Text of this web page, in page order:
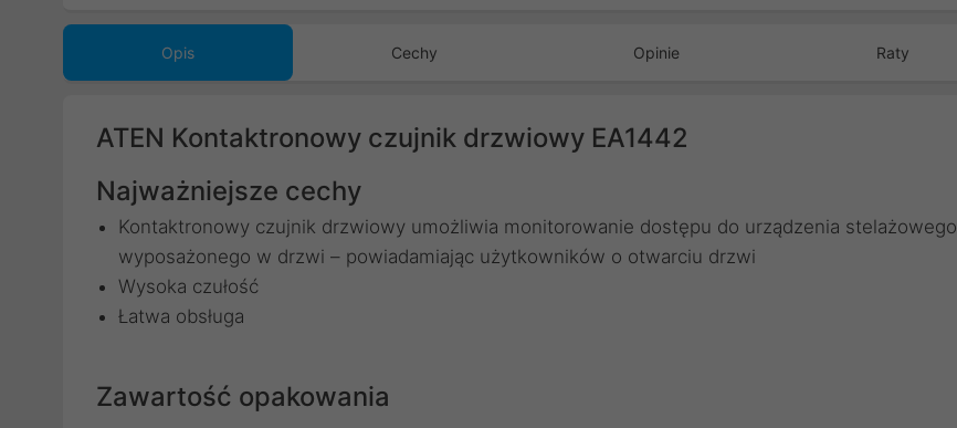
Opis Cechy Opinie Raty
ATEN Kontaktronowy czujnik drzwiowy EA1442
Najważniejsze cechy
Kontaktronowy czujnik drzwiowy umożliwia monitorowanie dostępu do urządzenia stelażowego
wyposażonego w drzwi – powiadamiając użytkowników o otwarciu drzwi
Wysoka czułość
Łatwa obsługa
Zawartość opakowania